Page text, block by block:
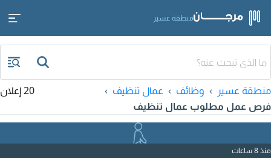
منطقة عسير
منطقة عسير وظائف
عمال تنظيف
فرص عمل مطلوب عمال تنظيف
20 إعلان
منذ 8 ساعات